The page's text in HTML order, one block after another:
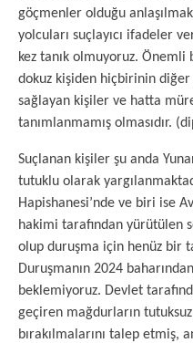
göçmenler olduğu
yolcuları suçlayıcı ifadeler
kez tanık olmuyoruz.
dokuz kişiden hiçbirinin
sağlayan kişiler ve hatta
tanımlanmamış olmasıdır.
Suçlanan kişiler şu anda
tutuklu olarak
Hapishanesi’nde ve biri ise
hakimi tarafından yürütülen
olup duruşma için henüz bir
Duruşmanın 2024
beklemiyoruz. Devlet
geçiren mağdurların
bırakılmalarını talep etmiş,